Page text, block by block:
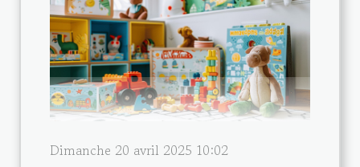
Dimanche 20 avril 2025 10:02